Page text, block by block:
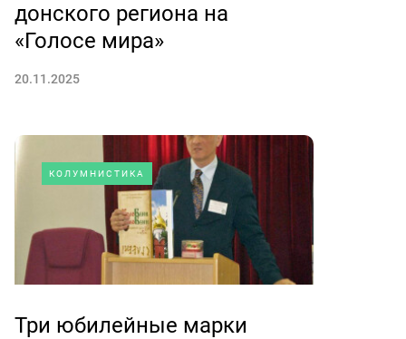
донского региона на
«Голосе мира»
20.11.2025
КОЛУМНИСТИКА
Три юбилейные марки